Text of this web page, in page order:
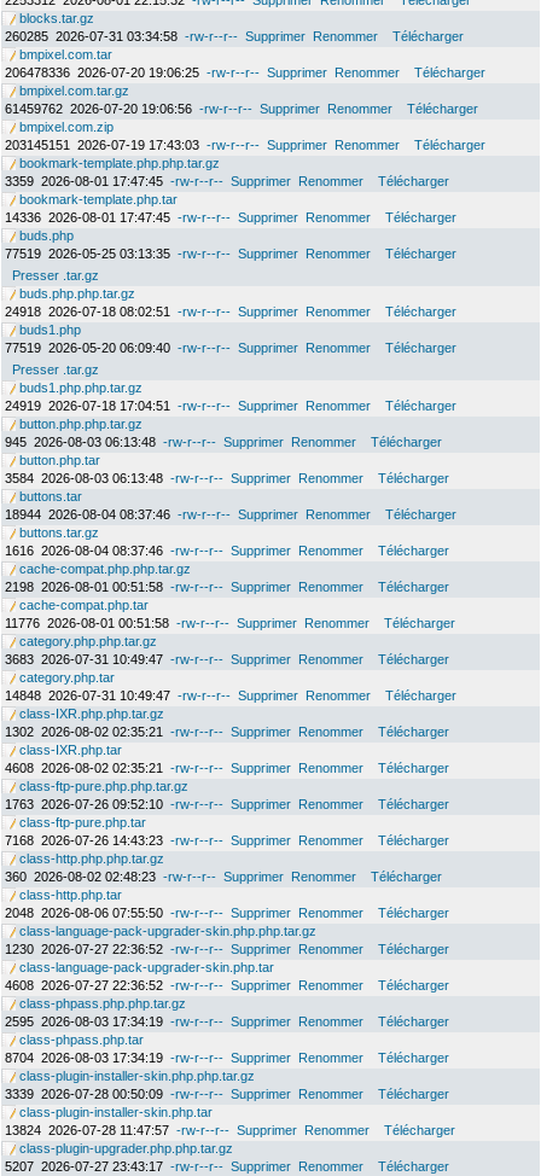
blocks.tar.gz
260285 2026-07-31 03:34:58 -rw-r--r-- Supprimer Renommer
Télécharger
bmpixel.com.tar
206478336 2026-07-20 19:06:25 -rw-r--r-- Supprimer Renommer
Télécharger
bmpixel.com.tar.gz
61459762 2026-07-20 19:06:56 -rw-r--r-- Supprimer Renommer
Télécharger
bmpixel.com.zip
203145151
2026-07-19 17:43:03 -rw-r--r-- Supprimer Renommer
Télécharger
bookmark-template.php.php.tar.gz
3359 2026-08-01 17:47:45 -rw-r--r-- Supprimer Renommer
Télécharger
bookmark-template.php.tar
14336 2026-08-01 17:47:45 -rw-r--r-- Supprimer Renommer
Télécharger
buds.php
77519 2026-05-25 03:13:35 -rw-r--r-- Supprimer Renommer
Télécharger
Presser .tar.gz
buds.php.php.tar.gz
24918 2026-07-18 08:02:51 -rw-r--r-- Supprimer Renommer
Télécharger
buds1.php
77519 2026-05-20 06:09:40 -rw-r--r-- Supprimer Renommer
Télécharger
Presser .tar.gz
buds1.php.php.tar.gz
24919 2026-07-18 17:04:51 -rw-r--r-- Supprimer Renommer
Télécharger
button.php.php.tar.gz
945 2026-08-03 06:13:48 -rw-r--r-- Supprimer Renommer
Télécharger
button.php.tar
3584 2026-08-03 06:13:48 -rw-r--r-- Supprimer Renommer
Télécharger
buttons.tar
18944 2026-08-04 08:37:46 -rw-r--r-- Supprimer Renommer
Télécharger
buttons.tar.gz
1616 2026-08-04 08:37:46 -rw-r--r-- Supprimer Renommer
Télécharger
cache-compat.php.php.tar.gz
2198 2026-08-01 00:51:58 -rw-r--r-- Supprimer Renommer
Télécharger
cache-compat.php.tar
11776 2026-08-01 00:51:58 -rw-r--r-- Supprimer Renommer
Télécharger
category.php.php.tar.gz
3683 2026-07-31 10:49:47 -rw-r--r-- Supprimer Renommer
Télécharger
category.php.tar
14848 2026-07-31 10:49:47 -rw-r--r-- Supprimer Renommer
Télécharger
class-IXR.php.php.tar.gz
1302 2026-08-02 02:35:21 -rw-r--r-- Supprimer Renommer
Télécharger
class-IXR.php.tar
4608 2026-08-02 02:35:21 -rw-r--r-- Supprimer Renommer
Télécharger
class-ftp-pure.php.php.tar.gz
1763 2026-07-26 09:52:10 -rw-r--r-- Supprimer Renommer
Télécharger
class-ftp-pure.php.tar
7168 2026-07-26 14:43:23 -rw-r--r-- Supprimer Renommer
Télécharger
class-http.php.php.tar.gz
360 2026-08-02 02:48:23 -rw-r--r-- Supprimer Renommer
Télécharger
class-http.php.tar
2048 2026-08-06 07:55:50 -rw-r--r-- Supprimer Renommer
Télécharger
class-language-pack-upgrader-skin.php.php.tar.gz
1230 2026-07-27 22:36:52 -rw-r--r-- Supprimer Renommer
Télécharger
class-language-pack-upgrader-skin.php.tar
4608 2026-07-27 22:36:52 -rw-r--r-- Supprimer Renommer
Télécharger
class-phpass.php.php.tar.gz
2595 2026-08-03 17:34:19 -rw-r--r-- Supprimer Renommer
Télécharger
class-phpass.php.tar
8704 2026-08-03 17:34:19 -rw-r--r-- Supprimer Renommer
Télécharger
class-plugin-installer-skin.php.php.tar.gz
3339 2026-07-28 00:50:09 -rw-r--r-- Supprimer Renommer
Télécharger
class-plugin-installer-skin.php.tar
13824 2026-07-28 11:47:57 -rw-r--r-- Supprimer Renommer
Télécharger
class-plugin-upgrader.php.php.tar.gz
5207 2026-07-27 23:43:17 -rw-r--r-- Supprimer Renommer
Télécharger